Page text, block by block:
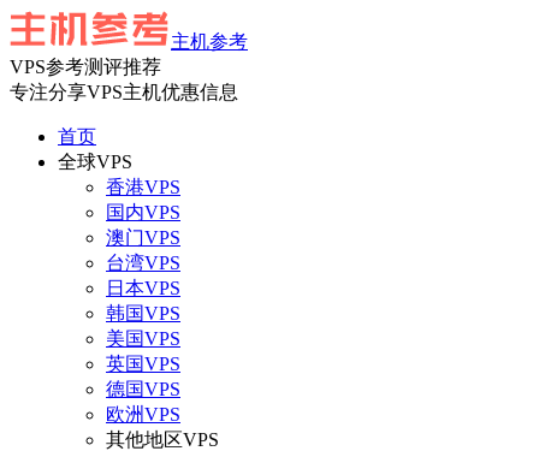
主机参考
VPS参考测评推荐
专注分享VPS主机优惠信息
首页
全球VPS
香港VPS
国内VPS
澳门VPS
台湾VPS
日本VPS
韩国VPS
美国VPS
英国VPS
德国VPS
欧洲VPS
其他地区VPS